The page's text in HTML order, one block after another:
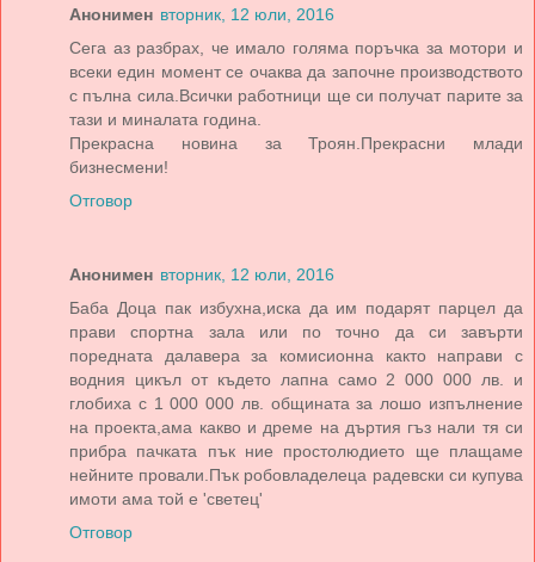
Анонимен вторник, 12 юли, 2016
Сега аз разбрах, че имало голяма поръчка за мотори и
всеки един момент се очаква да започне производството
с пълна сила.Всички работници ще си получат парите за
тази и миналата година.
Прекрасна новина за Троян.Прекрасни млади
бизнесмени!
Отговор
Анонимен вторник, 12 юли, 2016
Баба Доца пак избухна,иска да им подарят парцел да
прави спортна зала или по точно да си завърти
поредната далавера за комисионна както направи с
водния цикъл от където лапна само 2 000 000 лв. и
глобиха с 1 000 000 лв. общината за лошо изпълнение
на проекта,ама какво и дреме на дъртия гъз нали тя си
прибра пачката пък ние простолюдието ще плащаме
нейните провали.Пък робовладелеца радевски си купува
имоти ама той е 'светец'
Отговор